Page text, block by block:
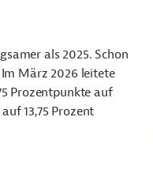
als 2025. Schon
März 2026 leitete
Prozentpunkte auf
13,75 Prozent